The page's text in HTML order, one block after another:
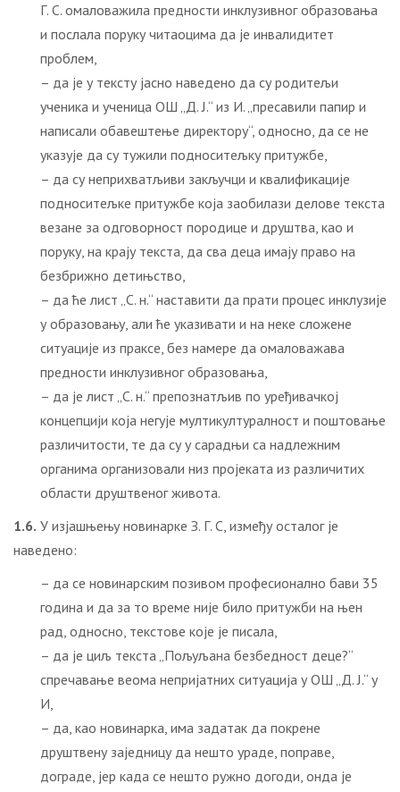
Г. С. омаловажила предности инклузивног образовања
и послала поруку читаоцима да је инвалидитет
проблем,
– да је у тексту јасно наведено да су родитељи
ученика и ученица ОШ „Д. Ј.“ из И. „пресавили папир и
написали обавештење директору“, односно, да се не
указује да су тужили подноситељку притужбе,
– да су неприхватљиви закључци и квалификације
подноситељке притужбе која заобилази делове текста
везане за одговорност породице и друштва, као и
поруку, на крају текста, да сва деца имају право на
безбрижно детињство,
– да ће лист „С. н.“ наставити да прати процес инклузије
у образовању, али ће указивати и на неке сложене
ситуације из праксе, без намере да омаловажава
предности инклузивног образовања,
– да је лист „С. н.“ препознатљив по уређивачкој
концепцији која негује мултикултуралност и поштовање
различитости, те да су у сарадњи са надлежним
органима организовали низ пројеката из различитих
области друштвеног живота.
1.6. У изјашњењу новинарке З. Г. С, између осталог је
наведено:
– да се новинарским позивом професионално бави 35
година и да за то време није било притужби на њен
рад, односно, текстове које је писала,
– да је циљ текста „Пољуљана безбедност деце?“
спречавање веома непријатних ситуација у ОШ „Д. Ј.“ у
И,
– да, као новинарка, има задатак да покрене
друштвену заједницу да нешто ураде, поправе,
дограде, јер када се нешто ружно догоди, онда је